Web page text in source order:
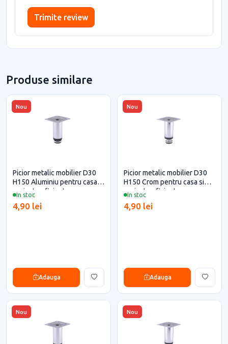
Trimite review
Produse similare
Nou
In stoc
Picior metalic mobilier D30
H150 Aluminiu pentru casa si
proiecte eficiente
4,90 lei
Adauga
Nou
In stoc
Picior metalic mobilier D30
H150 Crom pentru casa si
proiecte eficiente
4,90 lei
Adauga
Nou Nou